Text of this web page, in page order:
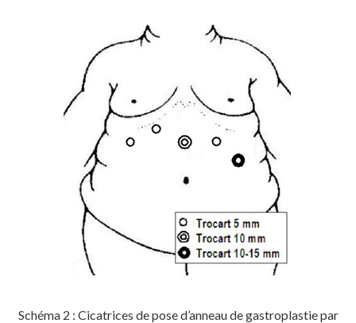
Schéma 2 : Cicatrices de pose d’anneau de gastroplastie par